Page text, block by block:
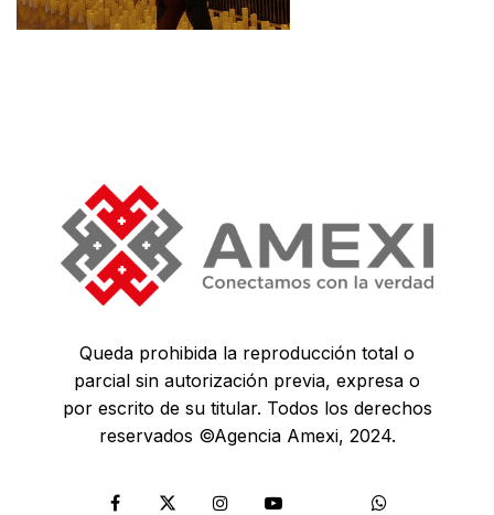
Queda prohibida la reproducción total o
parcial sin autorización previa, expresa o
por escrito de su titular. Todos los derechos
reservados ©Agencia Amexi, 2024.